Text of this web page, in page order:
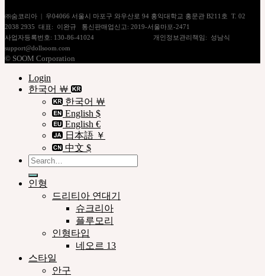
㈜숨코리아 | 우04066 서울시 마포구 와우산로 94 홍익대학교 홍문관 B211호 T. 02
2038 2935 대표: 이완규 통신판매업신고: 2019-서울마포-2471
사업자등록번호: 130-86-41024
개인정보관리책임: 성남식
support@dollsoom.com
© SOOM Corporation
Login
한국어 ￦
한국어 ￦
English $
English €
日本語 ￥
中文 $
Search
for:
인형
드리티아 연대기
슈크리아
플루모리
인형타입
네오르 13
스타일
안구